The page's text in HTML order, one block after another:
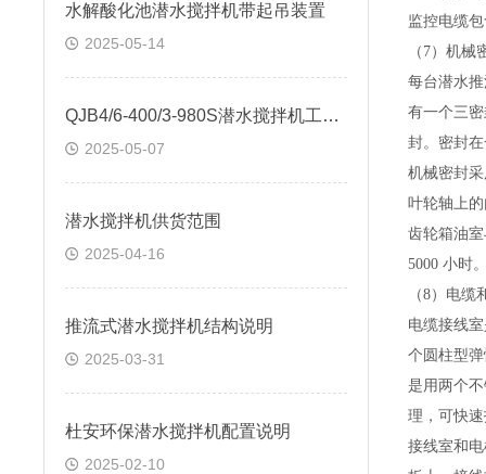
水解酸化池潜水搅拌机带起吊装置
2025-05-14
QJB4/6-400/3-980S潜水搅拌机工艺说明
2025-05-07
潜水搅拌机供货范围
2025-04-16
推流式潜水搅拌机结构说明
2025-03-31
杜安环保潜水搅拌机配置说明
2025-02-10
监控电缆
（ 7）机械
每台潜水
有一个三
封。密封
机械密封
叶轮轴上
齿轮箱油
5000 小时
（8）电缆
电缆接线
个圆柱型
是用两个
理，可快
接线室和